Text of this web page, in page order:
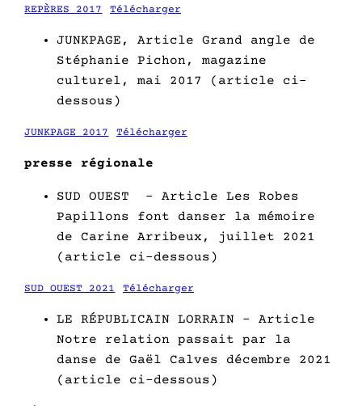
REPÈRES 2017 Télécharger
JUNKPAGE, Article Grand angle de
Stéphanie Pichon, magazine
culturel, mai 2017 (article ci-
dessous)
JUNKPAGE 2017 Télécharger
presse régionale
SUD OUEST – Article Les Robes
Papillons font danser la mémoire
de Carine Arribeux, juillet 2021
(article ci-dessous)
SUD OUEST 2021 Télécharger
LE RÉPUBLICAIN LORRAIN – Article
Notre relation passait par la
danse de Gaël Calves décembre 2021
(article ci-dessous)